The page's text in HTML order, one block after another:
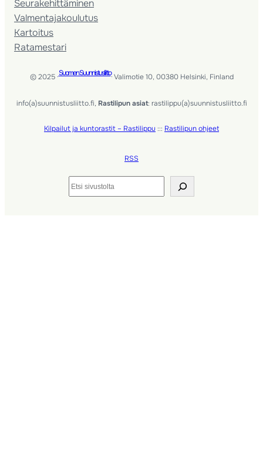
Seura­kehittäminen
Valmentaja­koulutus
Kartoitus
Ratamestari
© 2025 ·Suomen Suunnistusliitto· Valimotie 10, 00380 Helsinki, Finland
info(a)suunnistusliitto.fi, Rastilipun asiat: rastilippu(a)suunnistusliitto.fi
Kilpailut ja kuntorastit – Rastilippu ::: Rastilipun ohjeet
RSS
Etsi